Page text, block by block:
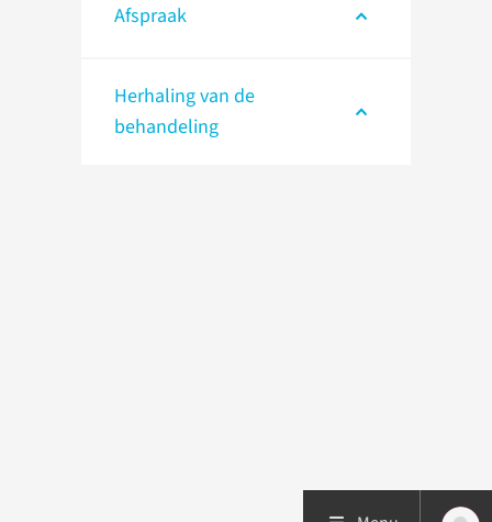
Afspraak
Herhaling van de
behandeling